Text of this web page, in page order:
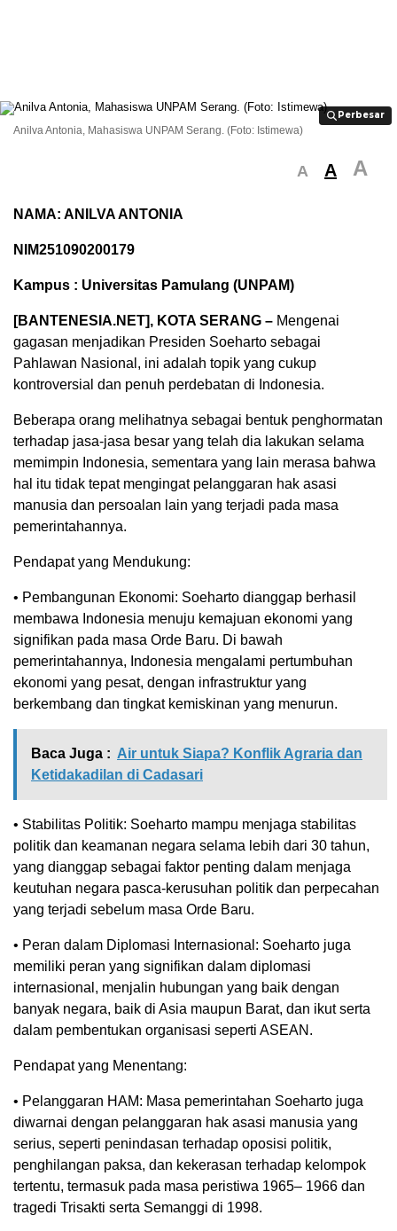
Perbesar
Perbesar
Anilva Antonia, Mahasiswa UNPAM Serang. (Foto: Istimewa)
A A A
NAMA​: ANILVA ANTONIA
NIM​251090200179
Kampus : Universitas Pamulang (UNPAM)
[BANTENESIA.NET], KOTA SERANG – Mengenai
gagasan menjadikan Presiden Soeharto sebagai
Pahlawan Nasional, ini adalah topik yang cukup
kontroversial dan penuh perdebatan di Indonesia.
Beberapa orang melihatnya sebagai bentuk penghormatan
terhadap jasa-jasa besar yang telah dia lakukan selama
memimpin Indonesia, sementara yang lain merasa bahwa
hal itu tidak tepat mengingat pelanggaran hak asasi
manusia dan persoalan lain yang terjadi pada masa
pemerintahannya.
Pendapat yang Mendukung:
• Pembangunan Ekonomi: Soeharto dianggap berhasil
membawa Indonesia menuju kemajuan ekonomi yang
signifikan pada masa Orde Baru. Di bawah
pemerintahannya, Indonesia mengalami pertumbuhan
ekonomi yang pesat, dengan infrastruktur yang
berkembang dan tingkat kemiskinan yang menurun.
Baca Juga : Air untuk Siapa? Konflik Agraria dan
Ketidakadilan di Cadasari
• Stabilitas Politik: Soeharto mampu menjaga stabilitas
politik dan keamanan negara selama lebih dari 30 tahun,
yang dianggap sebagai faktor penting dalam menjaga
keutuhan negara pasca-kerusuhan politik dan perpecahan
yang terjadi sebelum masa Orde Baru.
• Peran dalam Diplomasi Internasional: Soeharto juga
memiliki peran yang signifikan dalam diplomasi
internasional, menjalin hubungan yang baik dengan
banyak negara, baik di Asia maupun Barat, dan ikut serta
dalam pembentukan organisasi seperti ASEAN.
Pendapat yang Menentang:
• Pelanggaran HAM: Masa pemerintahan Soeharto juga
diwarnai dengan pelanggaran hak asasi manusia yang
serius, seperti penindasan terhadap oposisi politik,
penghilangan paksa, dan kekerasan terhadap kelompok
tertentu, termasuk pada masa peristiwa 1965– 1966 dan
tragedi Trisakti serta Semanggi di 1998.